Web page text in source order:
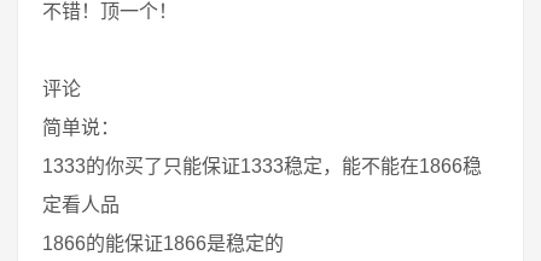
不错！顶一个！
评论
简单说：
1333的你买了只能保证1333稳定，能不能在1866稳
定看人品
1866的能保证1866是稳定的